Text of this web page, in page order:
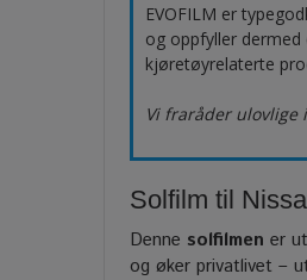
EVOFILM er
og oppfyller
kjøretøyrelaterte
Vi fraråder ulovlige
Solfilm til
Denne solfilmen er
og øker privatlivet –